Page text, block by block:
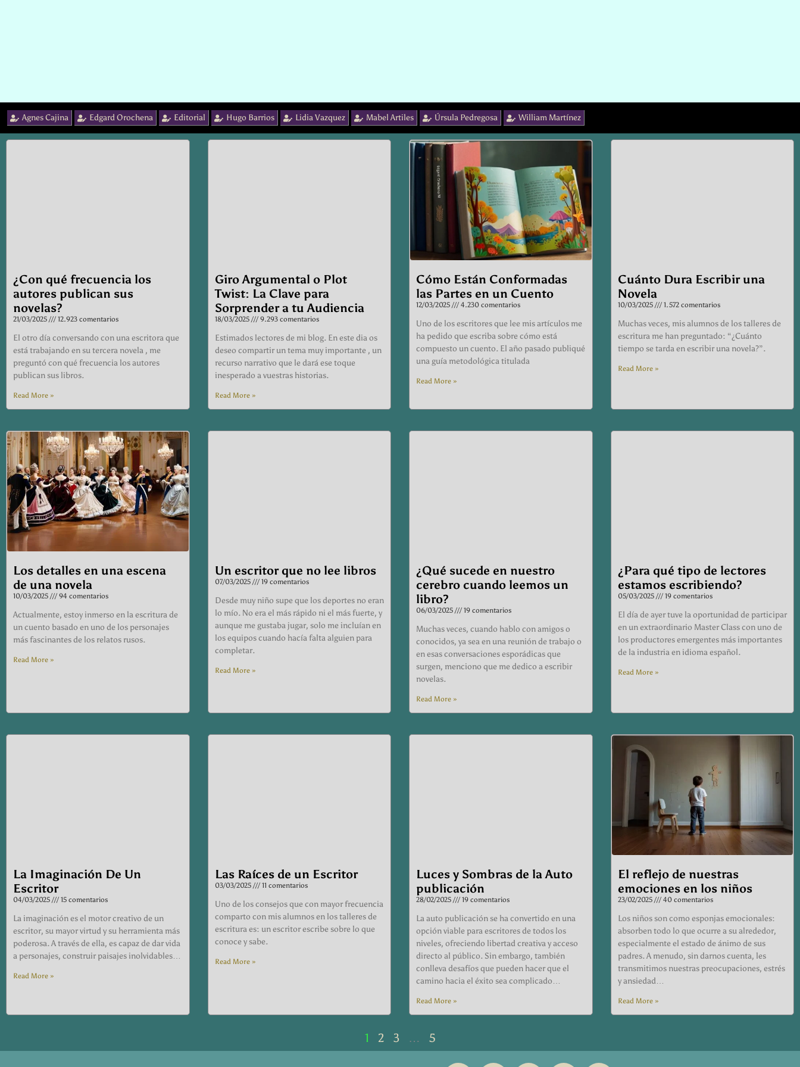
Agnes Cajina Edgard Orochena Editorial Hugo Barrios Lidia Vazquez Mabel Artiles Úrsula Pedregosa William Martínez
¿Con qué frecuencia los
autores publican sus
novelas?
21/03/2025 12.923 comentarios
El otro día conversando con una escritora que
está trabajando en su tercera novela , me
preguntó con qué frecuencia los autores
publican sus libros.
Read More »
Giro Argumental o Plot
Twist: La Clave para
Sorprender a tu Audiencia
18/03/2025 9.293 comentarios
Estimados lectores de mi blog. En este dia os
deseo compartir un tema muy importante , un
recurso narrativo que le dará ese toque
inesperado a vuestras historias.
Read More »
Cómo Están Conformadas
las Partes en un Cuento
12/03/2025 4.230 comentarios
Uno de los escritores que lee mis artículos me
ha pedido que escriba sobre cómo está
compuesto un cuento. El año pasado publiqué
una guía metodológica titulada
Read More »
Cuánto Dura Escribir una
Novela
10/03/2025 1.572 comentarios
Muchas veces, mis alumnos de los talleres de
escritura me han preguntado: “¿Cuánto
tiempo se tarda en escribir una novela?”.
Read More »
Los detalles en una escena
de una novela
10/03/2025 94 comentarios
Actualmente, estoy inmerso en la escritura de
un cuento basado en uno de los personajes
más fascinantes de los relatos rusos.
Read More »
Un escritor que no lee libros
07/03/2025 19 comentarios
Desde muy niño supe que los deportes no eran
lo mío. No era el más rápido ni el más fuerte, y
aunque me gustaba jugar, solo me incluían en
los equipos cuando hacía falta alguien para
completar.
Read More »
¿Qué sucede en nuestro
cerebro cuando leemos un
libro?
06/03/2025 19 comentarios
Muchas veces, cuando hablo con amigos o
conocidos, ya sea en una reunión de trabajo o
en esas conversaciones esporádicas que
surgen, menciono que me dedico a escribir
novelas.
Read More »
¿Para qué tipo de lectores
estamos escribiendo?
05/03/2025 19 comentarios
El día de ayer tuve la oportunidad de participar
en un extraordinario Master Class con uno de
los productores emergentes más importantes
de la industria en idioma español.
Read More »
La Imaginación De Un
Escritor
04/03/2025 15 comentarios
La imaginación es el motor creativo de un
escritor, su mayor virtud y su herramienta más
poderosa. A través de ella, es capaz de dar vida
a personajes, construir paisajes inolvidables…
Read More »
Las Raíces de un Escritor
03/03/2025 11 comentarios
Uno de los consejos que con mayor frecuencia
comparto con mis alumnos en los talleres de
escritura es: un escritor escribe sobre lo que
conoce y sabe.
Read More »
Luces y Sombras de la Auto
publicación
28/02/2025 19 comentarios
La auto publicación se ha convertido en una
opción viable para escritores de todos los
niveles, ofreciendo libertad creativa y acceso
directo al público. Sin embargo, también
conlleva desafíos que pueden hacer que el
camino hacia el éxito sea complicado…
Read More »
El reflejo de nuestras
emociones en los niños
23/02/2025 40 comentarios
Los niños son como esponjas emocionales:
absorben todo lo que ocurre a su alrededor,
especialmente el estado de ánimo de sus
padres. A menudo, sin darnos cuenta, les
transmitimos nuestras preocupaciones, estrés
y ansiedad…
Read More »
1
Page
2
Page
3 …
Page
5